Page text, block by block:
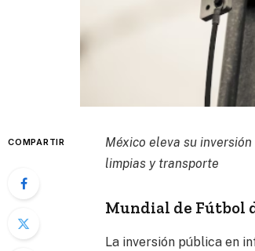
COMPARTIR
México eleva su
limpias y transporte
Mundial de Fútbol
La inversión pública en